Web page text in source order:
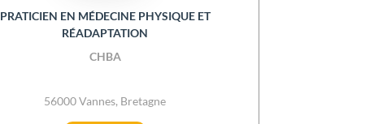
PRATICIEN EN MÉDECINE PHYSIQUE ET
RÉADAPTATION
CHBA
56000 Vannes, Bretagne